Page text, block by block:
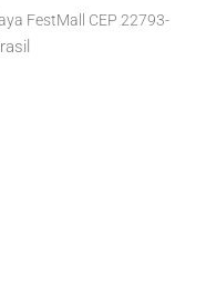
FestMall CEP 22793-